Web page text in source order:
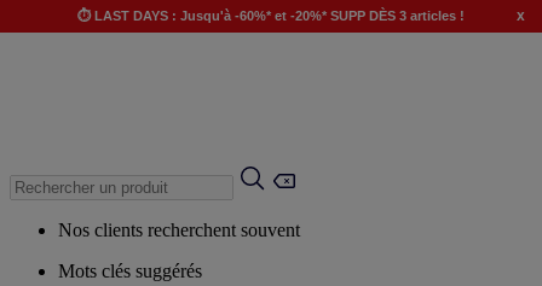
⏱️ LAST DAYS : Jusqu'à -60%* et -20%* SUPP DÈS 3 articles ! x
Nos clients recherchent souvent
Mots clés suggérés